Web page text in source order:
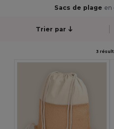
Sacs de plage en
Trier par
3